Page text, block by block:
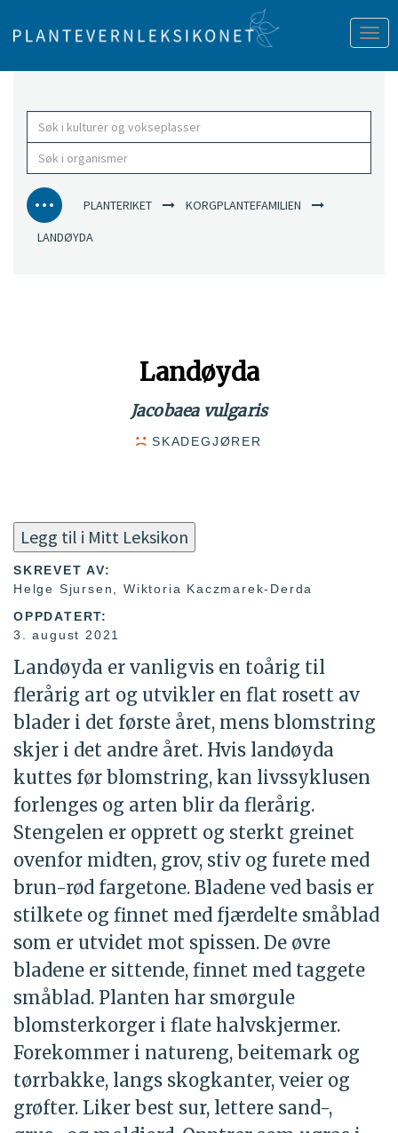
PLANTERIKET KORGPLANTEFAMILIEN
LANDØYDA
Landøyda
Jacobaea vulgaris
SKADEGJØRER
Legg til i Mitt Leksikon
SKREVET AV:
Helge Sjursen, Wiktoria Kaczmarek-Derda
OPPDATERT:
3. august 2021
Landøyda er vanligvis en toårig til
flerårig art og utvikler en flat rosett av
blader i det første året, mens blomstring
skjer i det andre året. Hvis landøyda
kuttes før blomstring, kan livssyklusen
forlenges og arten blir da flerårig.
Stengelen er opprett og sterkt greinet
ovenfor midten, grov, stiv og furete med
brun-rød fargetone. Bladene ved basis er
stilkete og finnet med fjærdelte småblad
som er utvidet mot spissen. De øvre
bladene er sittende, finnet med taggete
småblad. Planten har smørgule
blomsterkorger i flate halvskjermer.
Forekommer i natureng, beitemark og
tørrbakke, langs skogkanter, veier og
grøfter. Liker best sur, lettere sand-,